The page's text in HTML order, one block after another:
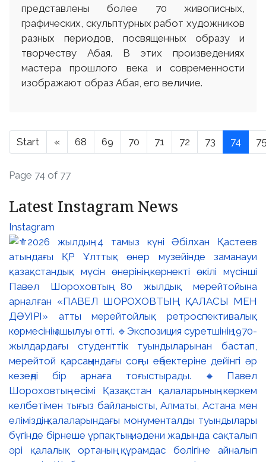
представлены более 70 живописных,
графических, скульптурных работ художников
разных периодов, посвященных образу и
творчеству Абая. В этих произведениях
мастера прошлого века и современности
изображают образ Абая, его величие.
Start « 68 69 70 71 72 73 74
Page 74 of 77
Latest Instagram News
Instagram